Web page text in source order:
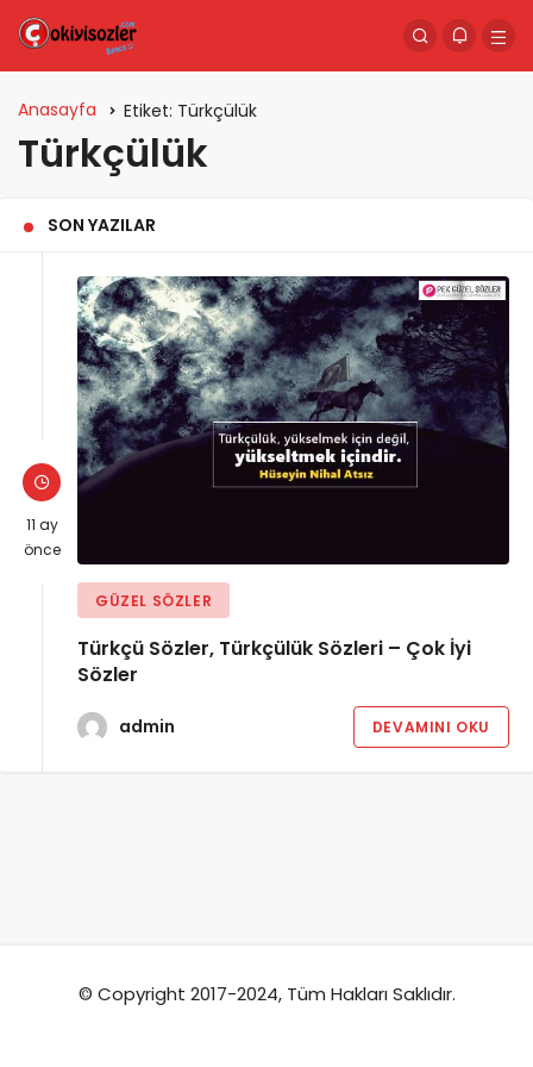
Anasayfa Etiket: Türkçülük
Türkçülük
SON YAZILAR
11 ay
önce
GÜZEL SÖZLER
Türkçü Sözler, Türkçülük Sözleri – Çok İyi
Sözler
admin DEVAMINI OKU
© Copyright 2017-2024, Tüm Hakları Saklıdır.